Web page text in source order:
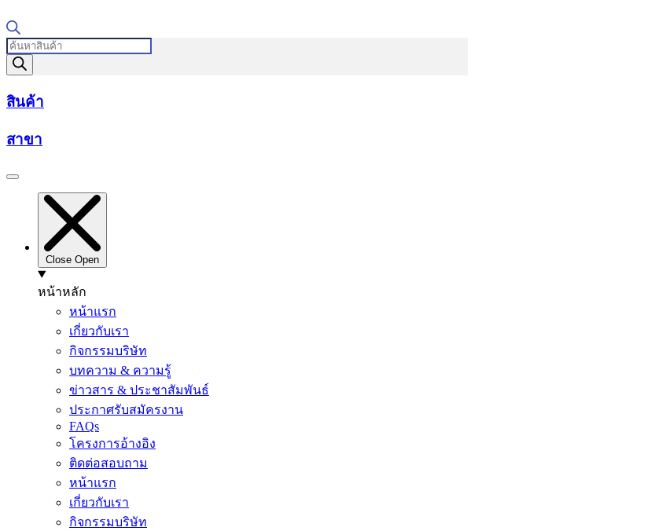
Products
search
สินค้า
สาขา
Close Open
หน้าหลัก
หน้าแรก
เกี่ยวกับเรา
กิจกรรมบริษัท
บทความ & ความรู้
ข่าวสาร & ประชาสัมพันธ์
ประกาศรับสมัครงาน
FAQs
โครงการอ้างอิง
ติดต่อสอบถาม
หน้าแรก
เกี่ยวกับเรา
กิจกรรมบริษัท